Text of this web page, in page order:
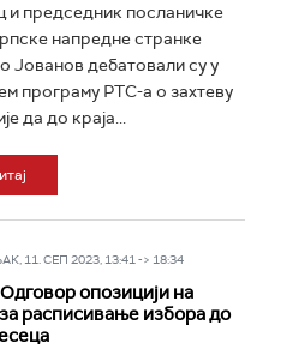
и председник посланичке
напредне странке
Јованов дебатовали су у
програму РТС-а о захтеву
да до краја...
11. СЕП 2023, 13:41 -> 18:34
опозицији на
расписивање избора до